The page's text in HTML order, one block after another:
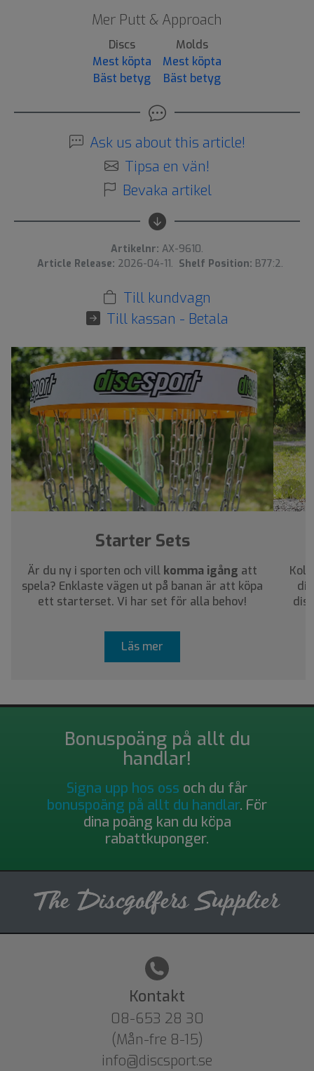
Mer Putt & Approach
Discs
Mest köpta
Bäst betyg
Molds
Mest köpta
Bäst betyg
Ask us about this article!
Tipsa en vän!
Bevaka artikel
Artikelnr: AX-9610.
Article Release: 2026-04-11. Shelf Position: B77:2.
Till kundvagn
Till kassan - Betala
›
Starter Sets
Är du ny i sporten och vill komma igång att
spela? Enklaste vägen ut på banan är att köpa
ett starterset. Vi har set för alla behov!
Läs mer
Bonuspoäng på allt du
handlar!
Signa upp hos oss och du får
bonuspoäng på allt du handlar. För
dina poäng kan du köpa
rabattkuponger.
Kontakt
08-653 28 30
(Mån-fre 8-15)
info@discsport.se